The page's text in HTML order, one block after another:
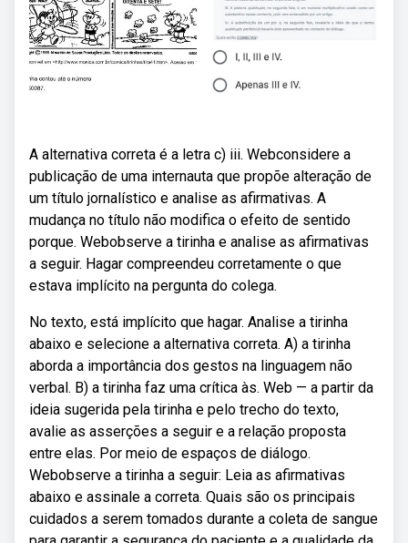
A alternativa correta é a letra c) iii. Webconsidere a
publicação de uma internauta que propõe alteração de
um título jornalístico e analise as afirmativas. A
mudança no título não modifica o efeito de sentido
porque. Webobserve a tirinha e analise as afirmativas
a seguir. Hagar compreendeu corretamente o que
estava implícito na pergunta do colega.
No texto, está implícito que hagar. Analise a tirinha
abaixo e selecione a alternativa correta. A) a tirinha
aborda a importância dos gestos na linguagem não
verbal. B) a tirinha faz uma crítica às. Web — a partir da
ideia sugerida pela tirinha e pelo trecho do texto,
avalie as asserções a seguir e a relação proposta
entre elas. Por meio de espaços de diálogo.
Webobserve a tirinha a seguir: Leia as afirmativas
abaixo e assinale a correta. Quais são os principais
cuidados a serem tomados durante a coleta de sangue